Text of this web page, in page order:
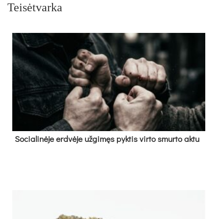
Teisėtvarka
So­cia­li­nė­je erd­vė­je už­gi­męs pyk­tis vir­to smur­to ak­tu